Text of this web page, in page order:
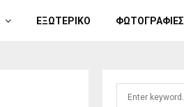
ΕΞΩΤΕΡΙΚΟ ΦΩΤΟΓΡΑΦΙΕΣ